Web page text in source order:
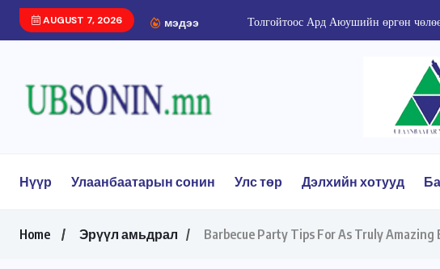
AUGUST 7, 2026 мэдээ Толгойтоос Ард Аюушийн өргөн
Нүүр Улаанбаатарын сонин Улс төр Дэлхийн хотууд
Home Эрүүл амьдрал Barbecue Party Tips For As Truly Amazing